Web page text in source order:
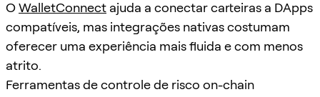
OWalletConnect ajuda a conectar carteiras a DApps
compatíveis, mas integrações nativas costumam
oferecer uma experiência mais fluida e com menos
atrito.
Ferramentas de controle de risco on-chain